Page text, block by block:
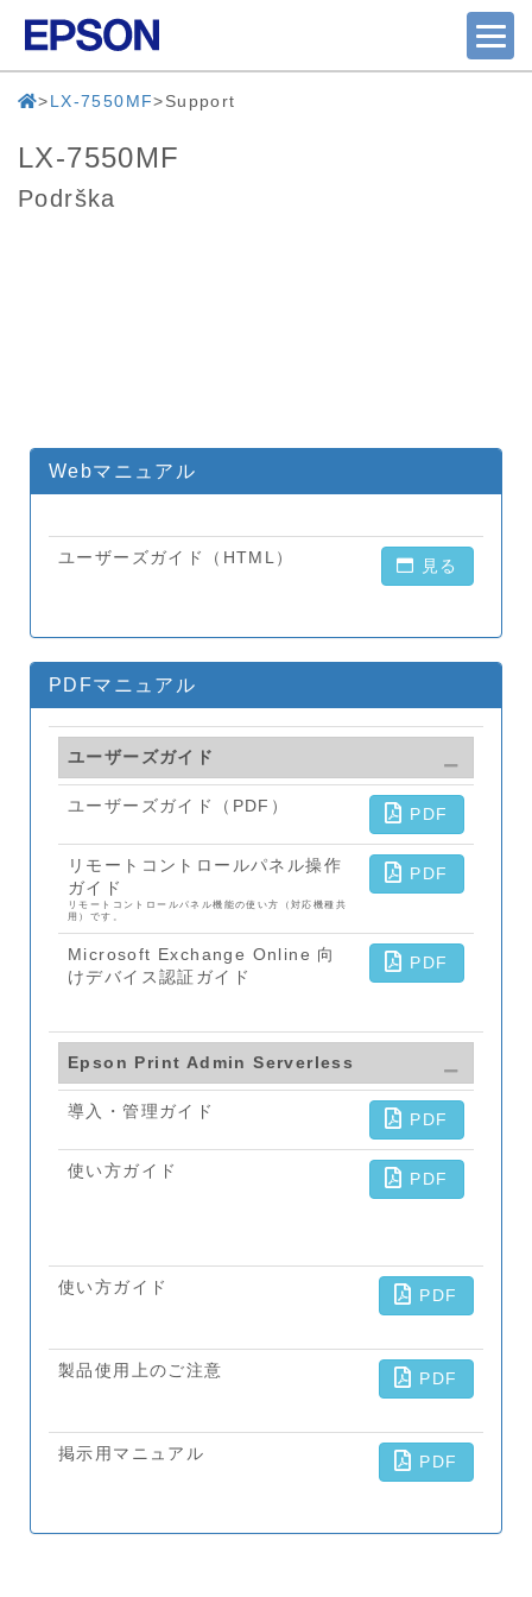
LX-7550MF Support
LX-7550MF
Podrška